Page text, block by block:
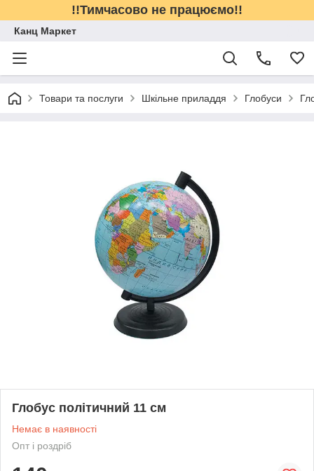
!!Тимчасово не працюємо!!
Канц Маркет
Товари та послуги Шкільне приладдя Глобуси
Глобус політичний 11 см
Немає в наявності
Опт і роздріб